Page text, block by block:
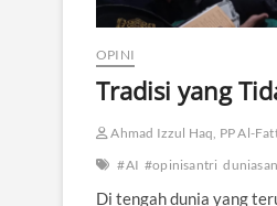
OPINI
Tradisi yang
Ahmad Izzul Haq, PP Al-
#AI #opinisantri
Di tengah dunia yang